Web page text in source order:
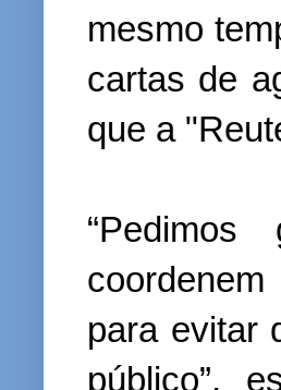
mesmo
cartas de
que a
para evitar
público”,